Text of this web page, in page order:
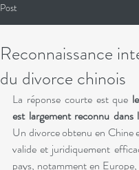
Post
Reconnaissance
du divorce chinois
La réponse courte est que
est largement reconnu dans
Un divorce obtenu en Chine
valide et juridiquement
pays, notamment en